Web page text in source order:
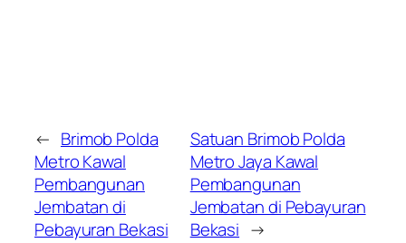
← Brimob Polda
Metro Kawal
Pembangunan
Jembatan di
Pebayuran Bekasi
Satuan Brimob Polda
Metro Jaya Kawal
Pembangunan
Jembatan di Pebayuran
Bekasi →